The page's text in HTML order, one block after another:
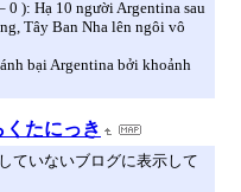
0 ): Hạ 10 người Argentina sau
Tây Ban Nha lên ngôi vô
bại Argentina bởi khoảnh
くたにっき
ていないブログに表示して